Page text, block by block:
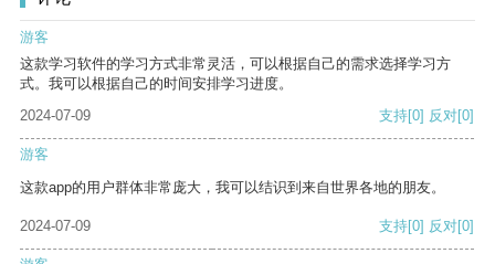
游客
这款学习软件的学习方式非常灵活，可以根据自己的需求选择学习方
式。我可以根据自己的时间安排学习进度。
2024-07-09
支持[0] 反对[0]
游客
这款app的用户群体非常庞大，我可以结识到来自世界各地的朋友。
2024-07-09 支持[0] 反对[0]